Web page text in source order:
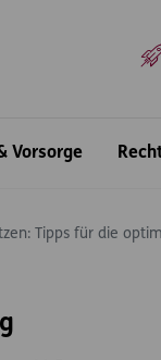
Vorsorge
Tipps für die